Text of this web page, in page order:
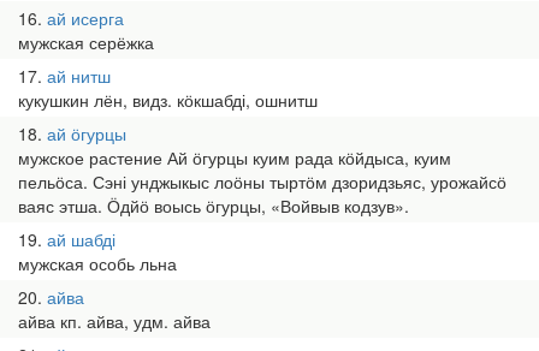
16 ай исерга
мужская серёжка
17 ай нитш
кукушкин лён, видз. кӧкшабді, ошнитш
18 ай ӧгурцы
мужское растение Ай ӧгурцы куим рада кӧйдыса, куим
пельӧса. Сэні унджыкыс лоӧны тыртӧм дзоридзьяс, урожайсӧ
ваяс этша. Ӧдйӧ воысь ӧгурцы, «Войвыв кодзув».
19 ай шабді
мужская особь льна
20 айва
айва кп. айва, удм. айва